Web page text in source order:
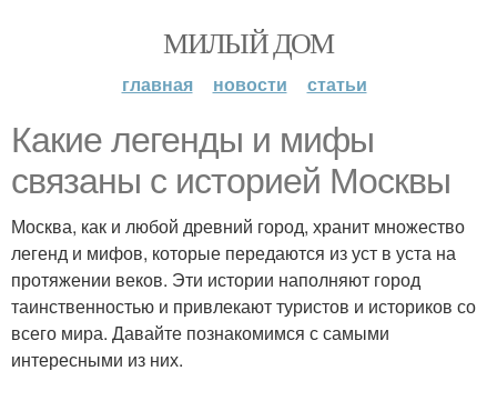
МИЛЫЙ ДОМ
главная новости статьи
Какие легенды и мифы
связаны с историей Москвы
Москва, как и любой древний город, хранит множество
легенд и мифов, которые передаются из уст в уста на
протяжении веков. Эти истории наполняют город
таинственностью и привлекают туристов и историков со
всего мира. Давайте познакомимся с самыми
интересными из них.